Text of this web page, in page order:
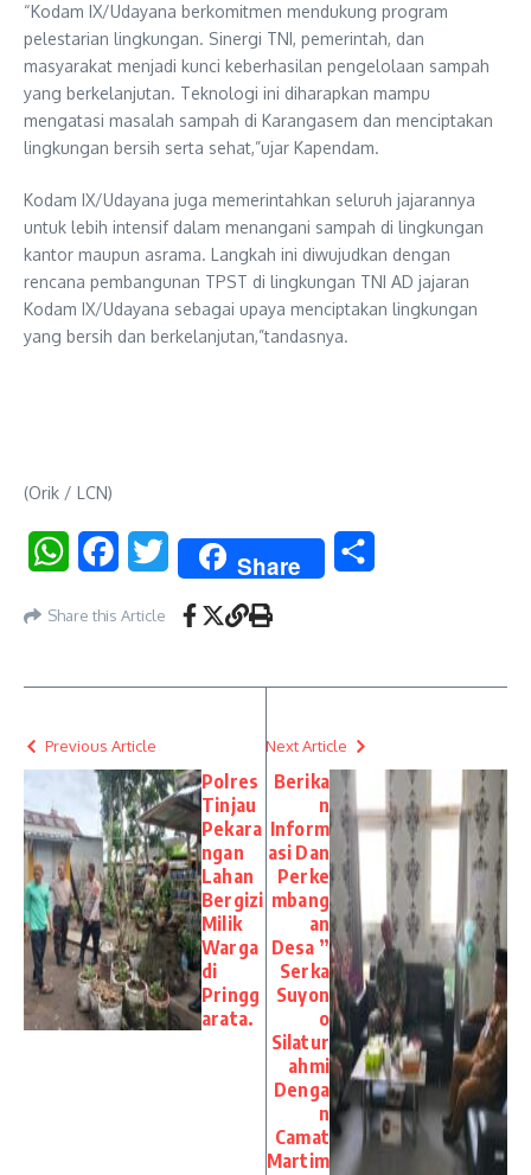
“Kodam IX/Udayana berkomitmen mendukung program
pelestarian lingkungan. Sinergi TNI, pemerintah, dan
masyarakat menjadi kunci keberhasilan pengelolaan sampah
yang berkelanjutan. Teknologi ini diharapkan mampu
mengatasi masalah sampah di Karangasem dan menciptakan
lingkungan bersih serta sehat,”ujar Kapendam.
Kodam IX/Udayana juga memerintahkan seluruh jajarannya
untuk lebih intensif dalam menangani sampah di lingkungan
kantor maupun asrama. Langkah ini diwujudkan dengan
rencana pembangunan TPST di lingkungan TNI AD jajaran
Kodam IX/Udayana sebagai upaya menciptakan lingkungan
yang bersih dan berkelanjutan,”tandasnya.
(Orik / LCN)
WhatsAppFacebookTwitter Share
Share this Article
Previous Article
Polres
Tinjau
Pekara
ngan
Lahan
Bergizi
Milik
Warga
di
Pringg
arata.
Next Article
Berika
n
Inform
asi Dan
Perke
mbang
an
Desa ”
Serka
Suyon
o
Silatur
ahmi
Denga
n
Camat
Martim